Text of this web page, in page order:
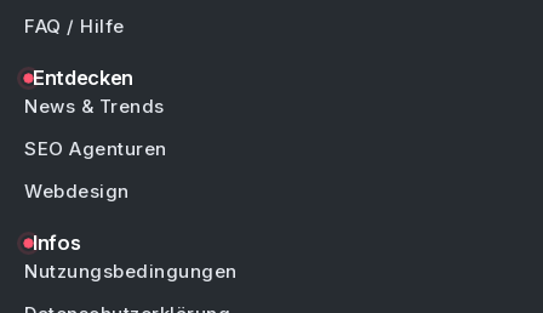
FAQ / Hilfe
Entdecken
News & Trends
SEO Agenturen
Webdesign
Infos
Nutzungsbedingungen